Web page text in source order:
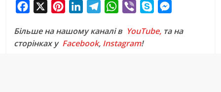
c
e
n
t
n
k
l
e
W
a
t
b
e
y
s
Більше на нашому каналі в YouTube, та на
сторінках у Facebook, Instagram!